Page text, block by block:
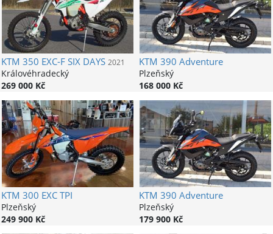
KTM 350 EXC-F SIX DAYS 2021
Královéhradecký
269 000 Kč
KTM 390 Adventure
Plzeňský
168 000 Kč
KTM 300 EXC TPI
Plzeňský
249 900 Kč
KTM 390 Adventure
Plzeňský
179 900 Kč